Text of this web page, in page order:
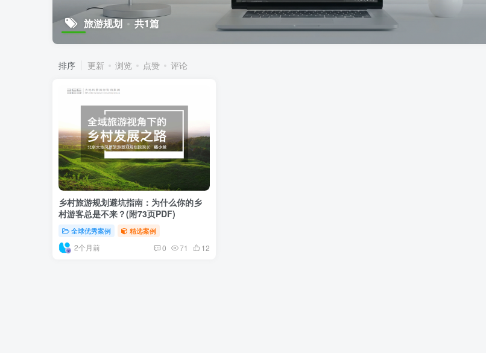
旅游规划 共1篇
排序 更新 浏览 点赞 评论
乡村旅游规划避坑指南：为什么你的乡
村游客总是不来？(附73页PDF)
全球优秀案例 精选案例
2个月前 0 71 12